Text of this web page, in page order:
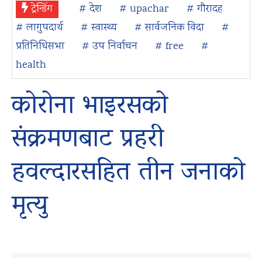
ट्रेन्डिंग # देश # upachar
# गौरादह
# लागुपदार्थ
# स्वास्थ्य # सार्वजनिक विदा
#
प्रतिनिधिसभा
# उप निर्वाचन # free
#
health
कोरोना भाइरसको
संक्रमणबाट प्रहरी
हवल्दारसहित तीन जनाको
मृत्यु